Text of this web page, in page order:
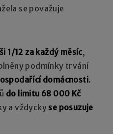
se považuje
1/12 za každý měsíc,
podmínky trvání
domácnosti.
do limitu 68 000 Kč
a vždycky se posuzuje